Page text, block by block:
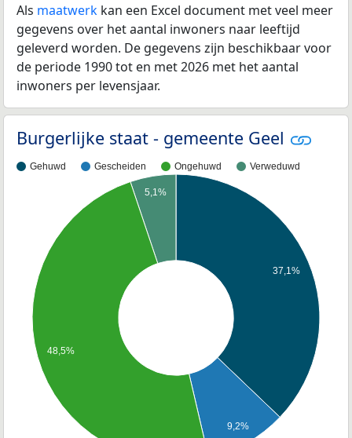
Als maatwerk kan een Excel document met veel meer
gegevens over het aantal inwoners naar leeftijd
geleverd worden. De gegevens zijn beschikbaar voor
de periode 1990 tot en met 2026 met het aantal
inwoners per levensjaar.
Burgerlijke staat - gemeente Geel
Gehuwd Gescheiden Ongehuwd Verweduwd
37,1%
9,2%
5,1%
48,5%